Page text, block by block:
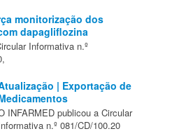
monitorização dos
dapagliflozina
Informativa n.º
| Exportação de
INFARMED publicou a Circular
n.º 081/CD/100.20